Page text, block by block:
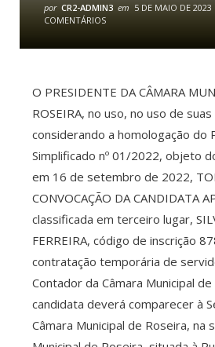
por CR2-ADMIN3 em 5 DE MAIO DE 2023
COMENTÁRIOS
O PRESIDENTE DA CÂMARA
ROSEIRA, no uso, no uso de
considerando a homologação do
Simplificado nº 01/2022, objeto
em 16 de setembro de 2022,
CONVOCAÇÃO DA CANDIDATA
classificada em terceiro lugar,
FERREIRA, código de inscrição
contratação temporária de
Contador da Câmara Municipal
candidata deverá comparecer à
Câmara Municipal de Roseira, na